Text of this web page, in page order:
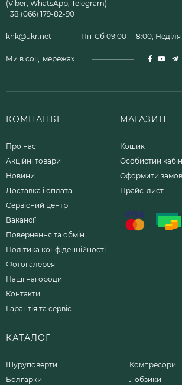
(Viber, WhatsApp, Telegram)
+38 (066) 179-82-90
khk@ukr.net Пн-Сб 09:00—18:00, Неділя
Ми в соц. мережах
КОМПАНІЯ
Про нас
Акційні товари
Новини
Доставка і оплата
Сервісний центр
Вакансії
Повернення та обмін
Політика конфіденційності
Фотогалерея
Наші нагороди
Контакти
Гарантія та сервіс
МАГАЗИН
Кошик
Особистий
Оформити
Прайс-лист
КАТАЛОГ
Шуруповерти
Болгарки
Компресори
Лобзики